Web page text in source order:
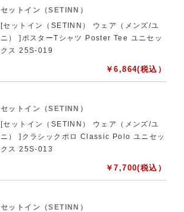
セットイン（SETINN）
[セットイン（SETINN） ウェア（メンズ/ユ
ニ） ]ポスターTシャツ Poster Tee ユニセッ
クス 25S-019
￥6,864(税込）
セットイン（SETINN）
[セットイン（SETINN） ウェア（メンズ/ユ
ニ） ]クラシックポロ Classic Polo ユニセッ
クス 25S-013
￥7,700(税込）
セットイン（SETINN）